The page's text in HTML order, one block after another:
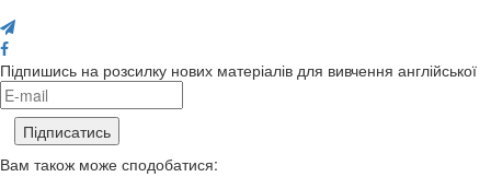
Підпишись на розсилку нових матеріалів для вивчення англійської
Вам також може сподобатися: